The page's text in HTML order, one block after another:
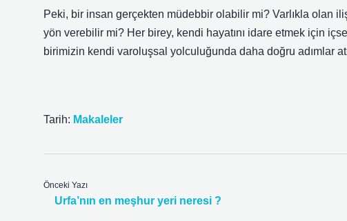
Peki, bir insan gerçekten müdebbir olabilir mi? Varlıkla olan
yön verebilir mi? Her birey, kendi hayatını idare etmek için
birimizin kendi varoluşsal yolculuğunda daha doğru adımlar
Tarih: Makaleler
Önceki Yazı
Urfa’nın en meşhur yeri neresi ?